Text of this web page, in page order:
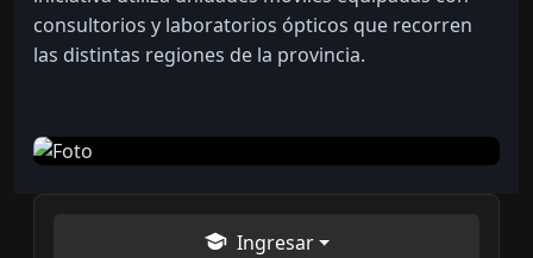
consultorios y laboratorios ópticos que recorren
las distintas regiones de la provincia.
Ingresar